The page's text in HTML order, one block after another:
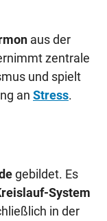
aus der
zentrale
und spielt
an Stress.
gebildet. Es
System
in der